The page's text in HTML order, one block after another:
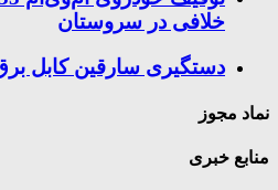
خلافی در سروستان
دستگیری سارقین کابل
نماد مجوز
منابع خبری